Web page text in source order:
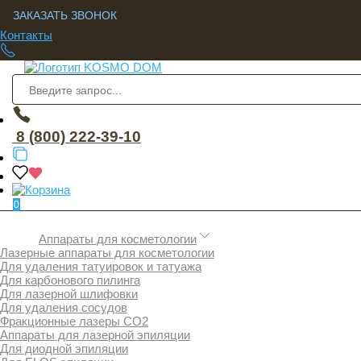
ЗАКАЗАТЬ ЗВОНОК
Контакты
8 (800) 222-39-10
0
Аппараты для косметологии
Лазерные аппараты для косметологии
Для удаления татуировок и татуажа
Для карбонового пилинга
Для лазерной шлифовки
Для удаления сосудов
Фракционные лазеры СО2
Аппараты для лазерной эпиляции
Для диодной эпиляции